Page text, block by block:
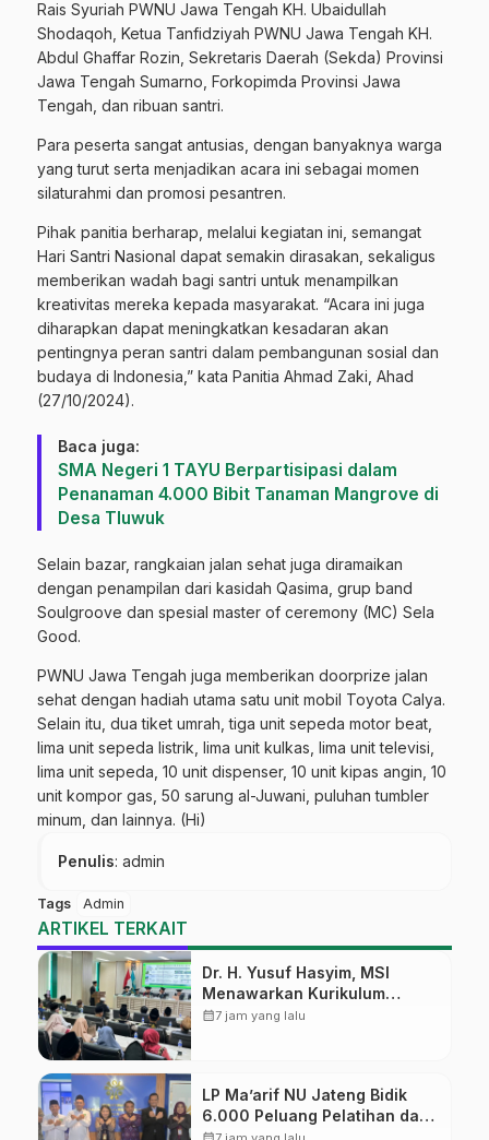
Rais Syuriah PWNU Jawa Tengah KH. Ubaidullah
Shodaqoh, Ketua Tanfidziyah PWNU Jawa Tengah KH.
Abdul Ghaffar Rozin, Sekretaris Daerah (Sekda) Provinsi
Jawa Tengah Sumarno, Forkopimda Provinsi Jawa
Tengah, dan ribuan santri.
Para peserta sangat antusias, dengan banyaknya warga
yang turut serta menjadikan acara ini sebagai momen
silaturahmi dan promosi pesantren.
Pihak panitia berharap, melalui kegiatan ini, semangat
Hari Santri Nasional dapat semakin dirasakan, sekaligus
memberikan wadah bagi santri untuk menampilkan
kreativitas mereka kepada masyarakat. “Acara ini juga
diharapkan dapat meningkatkan kesadaran akan
pentingnya peran santri dalam pembangunan sosial dan
budaya di Indonesia,” kata Panitia Ahmad Zaki, Ahad
(27/10/2024).
Baca juga:
SMA Negeri 1 TAYU Berpartisipasi dalam
Penanaman 4.000 Bibit Tanaman Mangrove di
Desa Tluwuk
Selain bazar, rangkaian jalan sehat juga diramaikan
dengan penampilan dari kasidah Qasima, grup band
Soulgroove dan spesial master of ceremony (MC) Sela
Good.
PWNU Jawa Tengah juga memberikan doorprize jalan
sehat dengan hadiah utama satu unit mobil Toyota Calya.
Selain itu, dua tiket umrah, tiga unit sepeda motor beat,
lima unit sepeda listrik, lima unit kulkas, lima unit televisi,
lima unit sepeda, 10 unit dispenser, 10 unit kipas angin, 10
unit kompor gas, 50 sarung al-Juwani, puluhan tumbler
minum, dan lainnya. (Hi)
Penulis: admin
Tags Admin
ARTIKEL TERKAIT
Dr. H. Yusuf Hasyim, MSI
Menawarkan Kurikulum
Diversifikasi, Harapan Baru
calendar_month7 jam yang lalu
LP Ma’arif NU Jateng Bidik
6.000 Peluang Pelatihan dan
Sertifikasi bagi Lulusan SMK